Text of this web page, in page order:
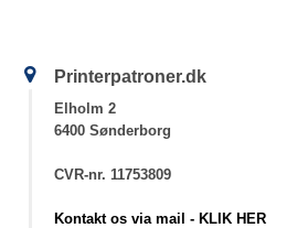
Printerpatroner.dk
Elholm 2
6400 Sønderborg
CVR-nr. 11753809
Kontakt os via mail - KLIK HER